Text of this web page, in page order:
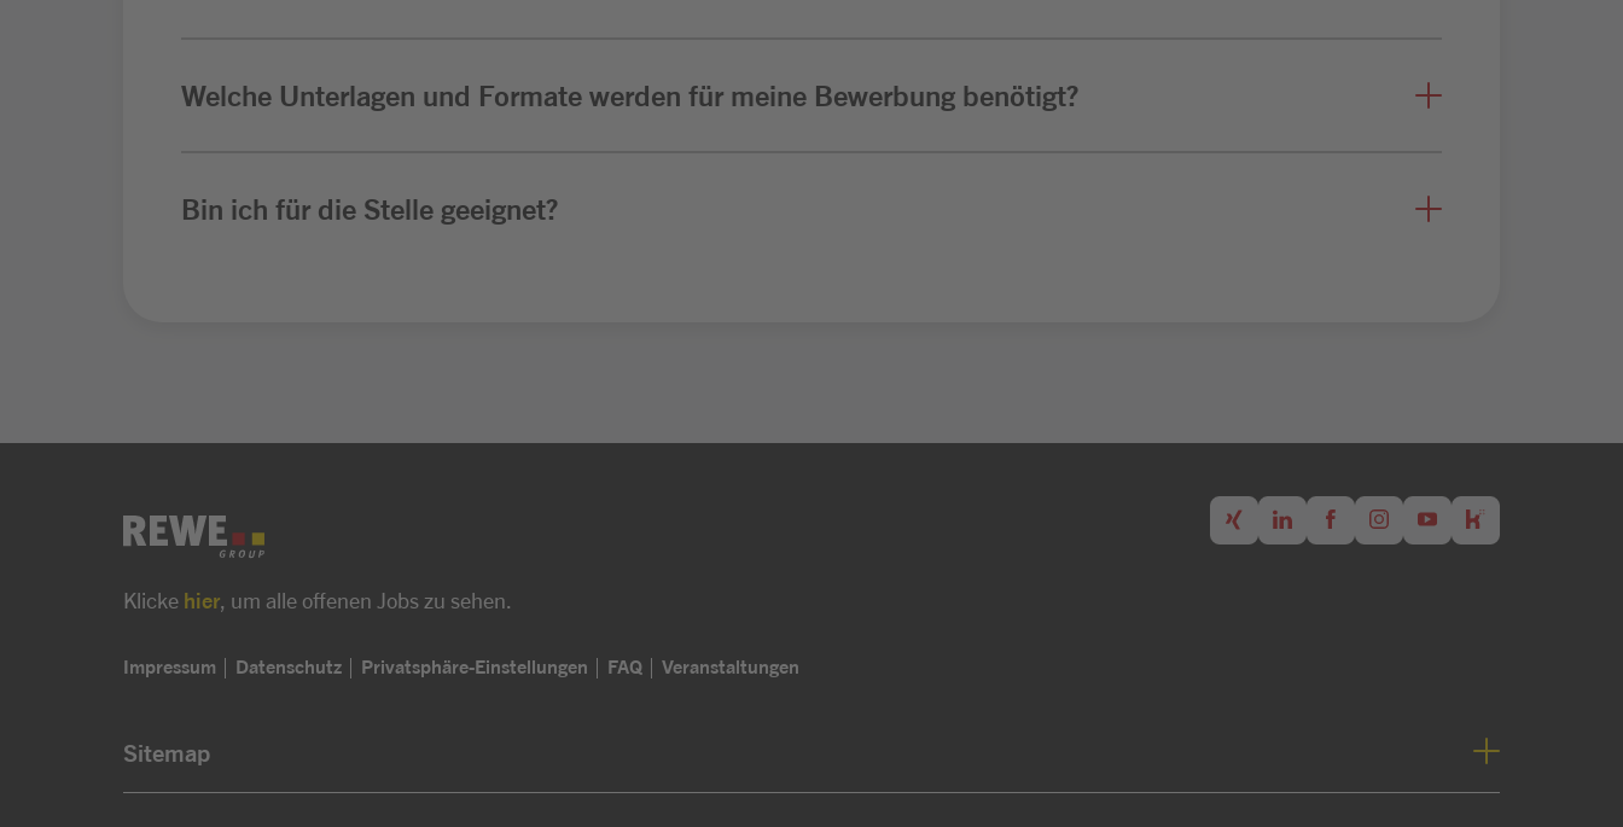
Welche Unterlagen und Formate werden für meine Bewerbung benötigt?
Bin ich für die Stelle geeignet?
Klicke hier , um alle offenen Jobs zu sehen.
Impressum Datenschutz Privatsphäre-Einstellungen FAQ Veranstaltungen
Sitemap